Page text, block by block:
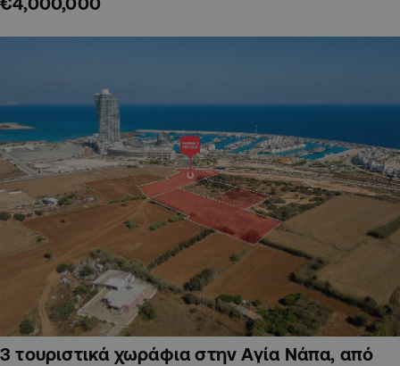
3 τουριστικά χωράφια στην Αγία Νάπα, από